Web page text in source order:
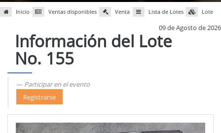
Inicio Ventas disponibles Venta Lista de Lotes Lote
09 de Agosto de 2026
Información del Lote
No. 155
Participar en el evento
Registrarse